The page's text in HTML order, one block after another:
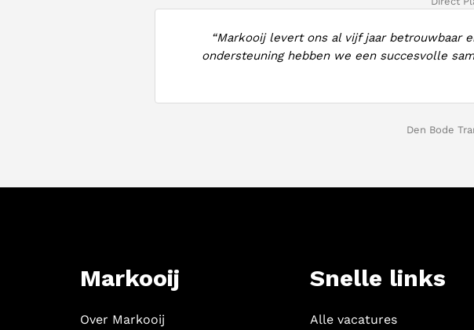
“Markooij levert ons al vijf jaar betrouwbaar
ondersteuning hebben we een succesvolle
Den Bode
Markooij
Over Markooij
Snelle links
Alle vacatures